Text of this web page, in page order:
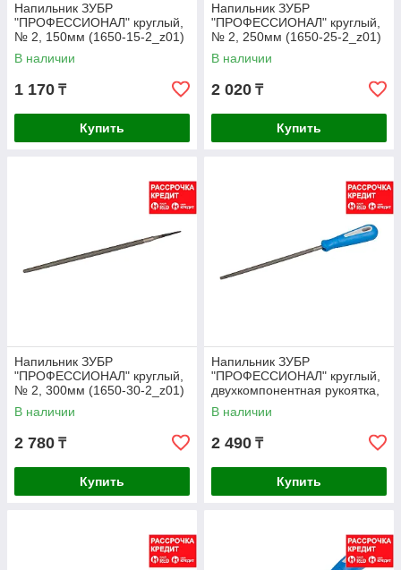
Напильник ЗУБР
"ПРОФЕССИОНАЛ" круглый,
№ 2, 150мм (1650-15-2_z01)
В наличии
1 170 ₸
Купить
Напильник ЗУБР
"ПРОФЕССИОНАЛ" круглый,
№ 2, 250мм (1650-25-2_z01)
В наличии
2 020 ₸
Купить
Напильник ЗУБР
"ПРОФЕССИОНАЛ" круглый,
№ 2, 300мм (1650-30-2_z01)
В наличии
2 780 ₸
Купить
Напильник ЗУБР
"ПРОФЕССИОНАЛ" круглый,
двухкомпонентная рукоятка,
№ 2, 200мм (1651-20-2)
В наличии
2 490 ₸
Купить